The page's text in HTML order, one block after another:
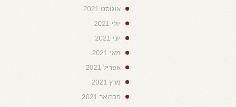
אוגוסט 2021
יולי 2021
יוני 2021
מאי 2021
אפריל 2021
מרץ 2021
פברואר 2021